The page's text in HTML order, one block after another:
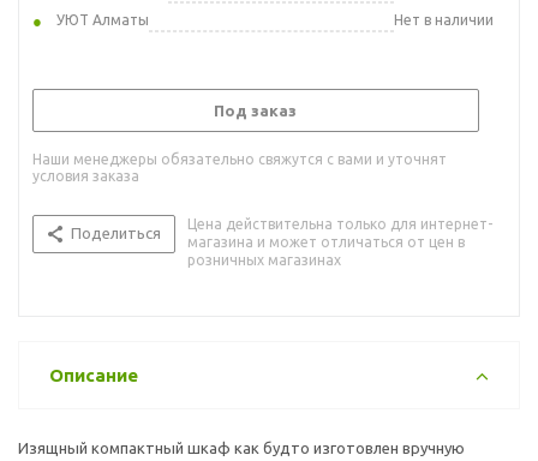
УЮТ Алматы
Нет в наличии
Под заказ
Наши менеджеры обязательно свяжутся с вами и уточнят
условия заказа
Поделиться
Цена действительна только для интернет-
магазина и может отличаться от цен в
розничных магазинах
Описание
Изящный компактный шкаф как будто изготовлен вручную